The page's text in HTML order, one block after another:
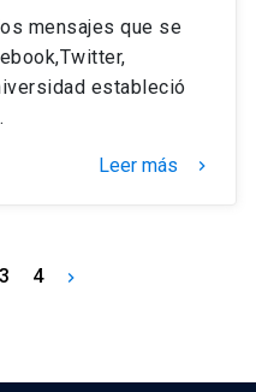
mensajes que se
estableció
Leer más keyboard_arrow_right
3 4 keyboard_arrow_right